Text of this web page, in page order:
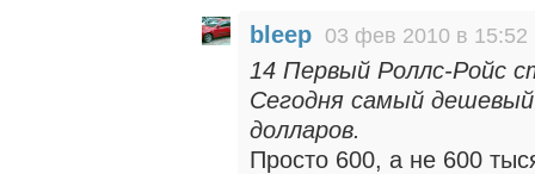
bleep 03 фев 2010 в 15:52
14 Первый Роллс-Ройс
Сегодня самый
долларов.
Просто 600, а не 600